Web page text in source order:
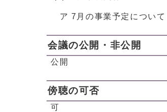
ア 7月の事業予定について
会議の公開・非公開
公開
傍聴の可否
可